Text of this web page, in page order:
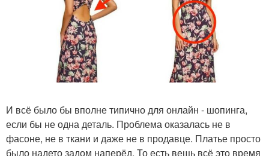
И всё было бы вполне типично для онлайн - шопинга,
если бы не одна деталь. Проблема оказалась не в
фасоне, не в ткани и даже не в продавце. Платье просто
было надето задом наперёд. То есть вещь всё это время